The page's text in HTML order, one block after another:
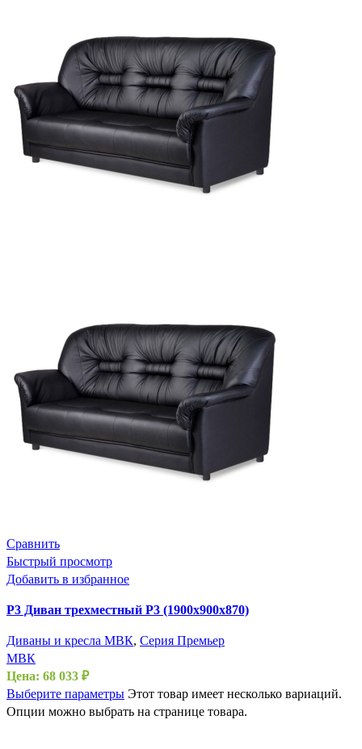
Сравнить
Быстрый просмотр
Добавить в избранное
P3 Диван трехместный Р3 (1900х900х870)
Диваны и кресла МВК, Серия Премьер
МВК
Цена: 68 033 ₽
Выберите параметры Этот товар имеет несколько вариаций.
Опции можно выбрать на странице товара.